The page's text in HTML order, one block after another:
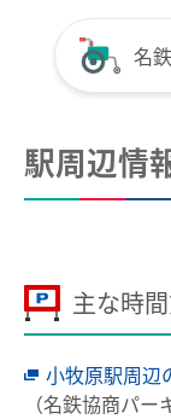
manacaの安心機能
全国相互利用サー
お買い物で使う
こんなとき、どう
紛失したとき
使えなくなった
名
駅周辺情
主な時
小牧原駅周辺
（名鉄協商パー